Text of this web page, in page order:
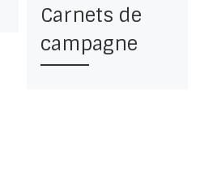
Carnets de
campagne